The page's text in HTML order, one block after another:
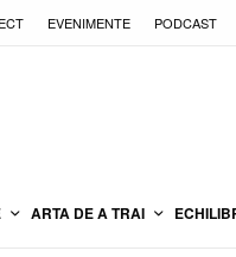
EVENIMENTE PODCAST
ARTA DE A TRAI